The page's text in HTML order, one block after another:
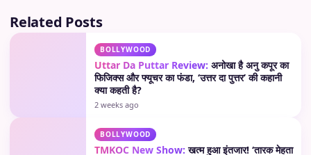
Related Posts
BOLLYWOOD
Uttar Da Puttar Review: अनोखा है अनु कपूर का
फिजिक्स और फ्यूचर का फंडा, ‘उत्तर दा पुत्तर’ की कहानी
क्या कहती है?
2 weeks ago
BOLLYWOOD
TMKOC New Show: खत्म हुआ इंतजार! ‘तारक मेहता